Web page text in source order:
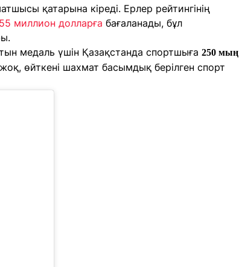
қатарына кіреді. Ерлер рейтингінің
55 миллион долларға бағаланады, бұл
медаль үшін Қазақстанда спортшыға 250 мың
жоқ, өйткені шахмат басымдық берілген спорт